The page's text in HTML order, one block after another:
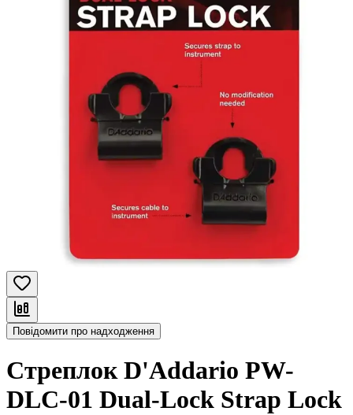
Повідомити про надходження
Стреплок D'Addario PW-
DLC-01 Dual-Lock Strap Lock